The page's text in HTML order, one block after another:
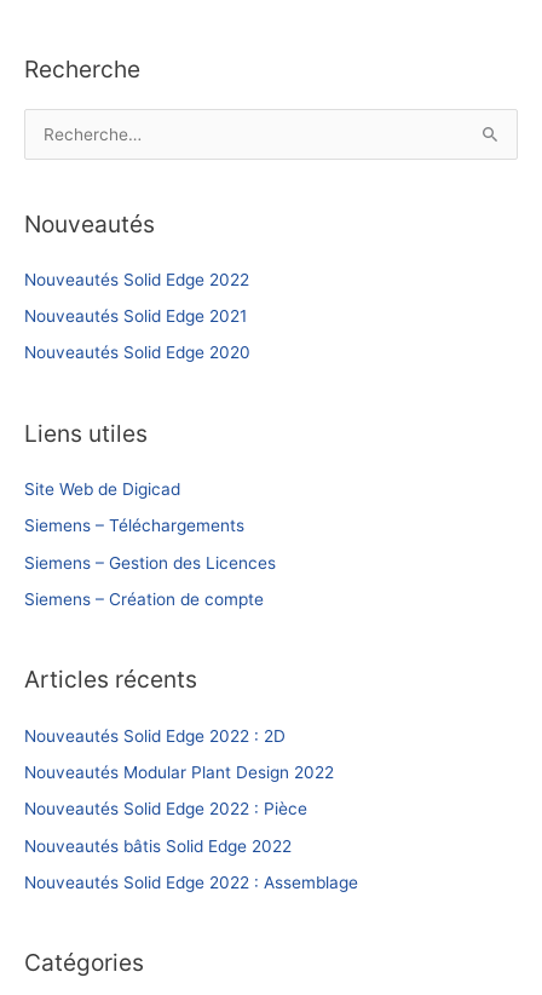
Recherche
e
h
r
c
h
:
Nouveautés
Nouveautés Solid Edge 2022
Nouveautés Solid Edge 2021
Nouveautés Solid Edge 2020
Liens utiles
Site Web de Digicad
Siemens – Téléchargements
Siemens – Gestion des Licences
Siemens – Création de compte
Articles récents
Nouveautés Solid Edge 2022 : 2D
Nouveautés Modular Plant Design 2022
Nouveautés Solid Edge 2022 : Pièce
Nouveautés bâtis Solid Edge 2022
Nouveautés Solid Edge 2022 : Assemblage
Catégories
nouveaux